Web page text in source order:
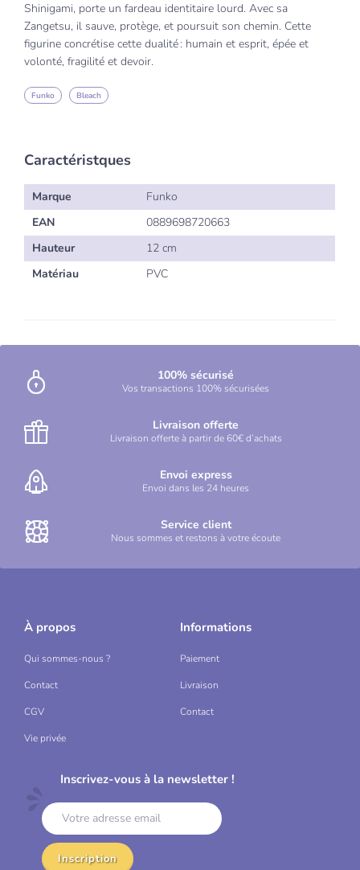
Shinigami, porte un fardeau identitaire lourd. Avec sa
Zangetsu, il sauve, protège, et poursuit son chemin. Cette
figurine concrétise cette dualité : humain et esprit, épée et
volonté, fragilité et devoir.
Funko Bleach
Caractéristques
Marque
Funko
EAN
0889698720663
Hauteur
12 cm
Matériau
PVC
100% sécurisé
Vos transactions 100% sécurisées
Livraison offerte
Livraison offerte à partir de 60€ d’achats
Envoi express
Envoi dans les 24 heures
Service client
Nous sommes et restons à votre écoute
À propos
Qui sommes-nous ?
Contact
CGV
Vie privée
Informations
Paiement
Livraison
Contact
Inscrivez-vous à la newsletter !
Inscription